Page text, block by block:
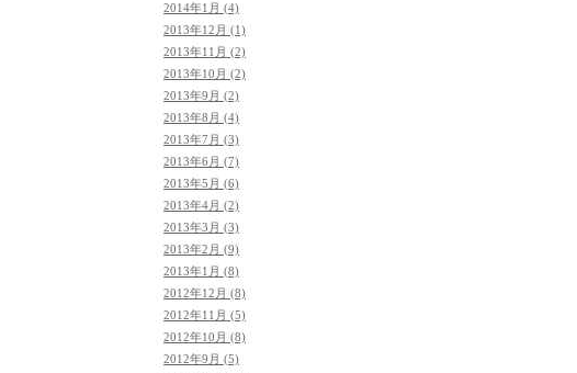
2014年1月 (4)
2013年12月 (1)
2013年11月 (2)
2013年10月 (2)
2013年9月 (2)
2013年8月 (4)
2013年7月 (3)
2013年6月 (7)
2013年5月 (6)
2013年4月 (2)
2013年3月 (3)
2013年2月 (9)
2013年1月 (8)
2012年12月 (8)
2012年11月 (5)
2012年10月 (8)
2012年9月 (5)